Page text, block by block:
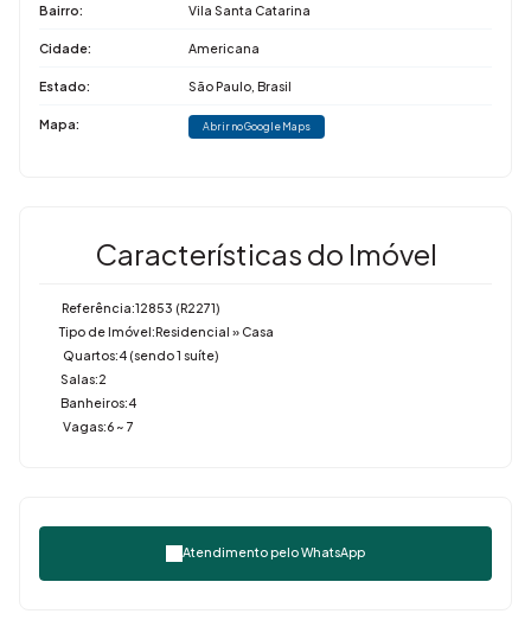
Bairro: Vila Santa Catarina
Cidade: Americana
Estado: São Paulo, Brasil
Mapa: Abrir no Google Maps
Características do Imóvel
Referência:12853 (R2271)
Tipo de Imóvel:Residencial » Casa
Quartos:4 (sendo 1 suíte)
Salas:2
Banheiros:4
Vagas:6 ~ 7
Atendimento peloWhatsApp